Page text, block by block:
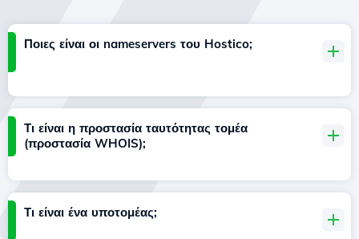
Ποιες είναι οι nameservers του Hostico;
Τι είναι η προστασία ταυτότητας τομέα
(προστασία WHOIS);
Τι είναι ένα υποτομέας;